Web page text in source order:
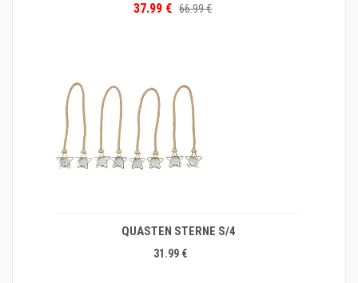
37.99 € 66.99 €
QUASTEN STERNE S/4
31.99 €